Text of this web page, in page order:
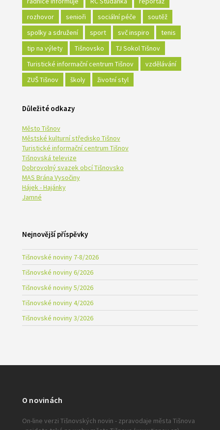
rozhovor
senioři sociální péče
soutěž
spolky a sdružení
sport svč inspiro
tenis
tip na výlety
Tišnovsko
TJ Sokol Tišnov
Turistické informační centrum Tišnov
vzdělávání
ZUŠ Tišnov
školy životní styl
Důležité odkazy
Město Tišnov
Městské kulturní středisko Tišnov
Turistické informační centrum Tišnov
Tišnovská televize
Dobrovolný svazek obcí Tišnovsko
MAS Brána Vysočiny
Hájek - Hajánky
Jamné
Nejnovější příspěvky
Tišnovské noviny 7-8/2026
Tišnovské noviny 6/2026
Tišnovské noviny 5/2026
Tišnovské noviny 4/2026
Tišnovské noviny 3/2026
O novinách
On-line verzi Tišnovských novin - zpravodaje města Tišnova